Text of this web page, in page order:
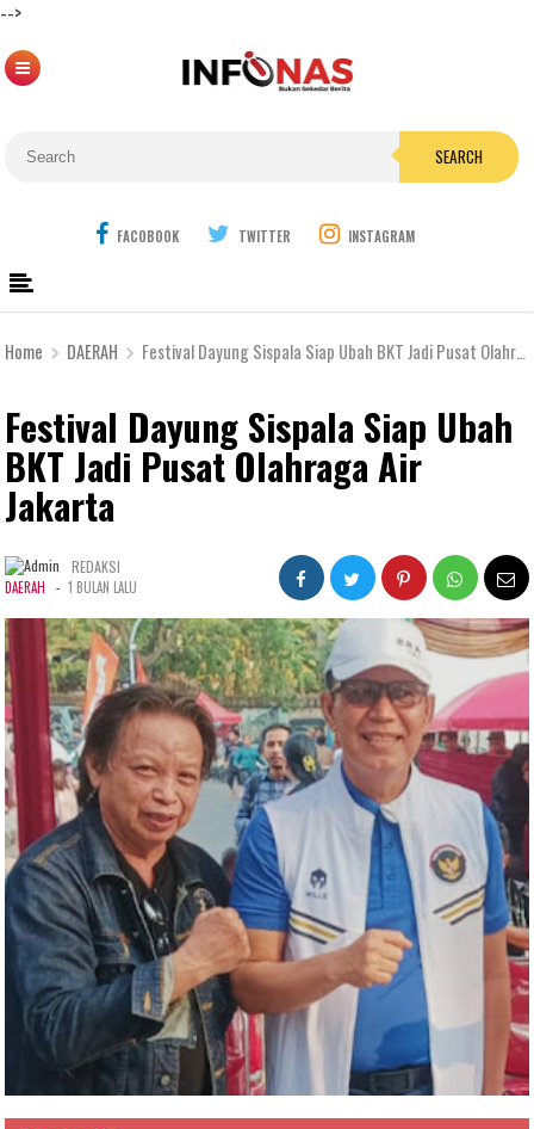
-->
SEARCH
FACOBOOK TWITTER INSTAGRAM
Home DAERAH Festival Dayung Sispala Siap Ubah BKT Jadi Pusat Olahraga Air Jakarta
Festival Dayung Sispala Siap Ubah
BKT Jadi Pusat Olahraga Air
Jakarta
REDAKSI
DAERAH - 1 BULAN LALU